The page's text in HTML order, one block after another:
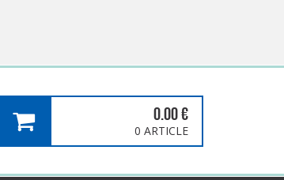
0.00€
0 ARTICLE